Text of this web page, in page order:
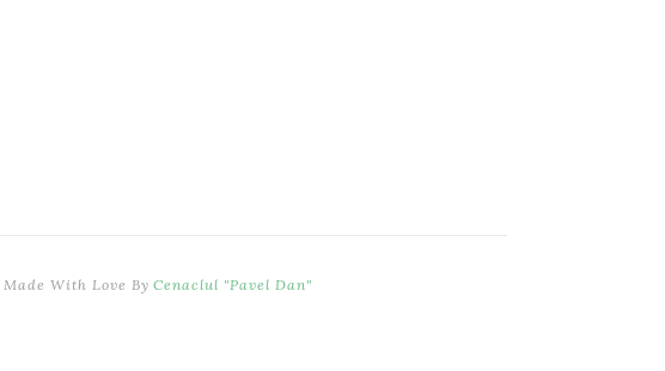
Made With Love By Cenaclul "Pavel Dan"